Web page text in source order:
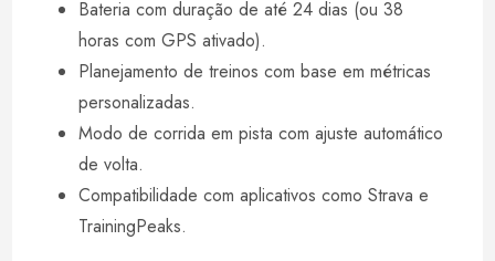
Bateria com duração de até 24 dias (ou 38
horas com GPS ativado).
Planejamento de treinos com base em métricas
personalizadas.
Modo de corrida em pista com ajuste automático
de volta.
Compatibilidade com aplicativos como Strava e
TrainingPeaks.